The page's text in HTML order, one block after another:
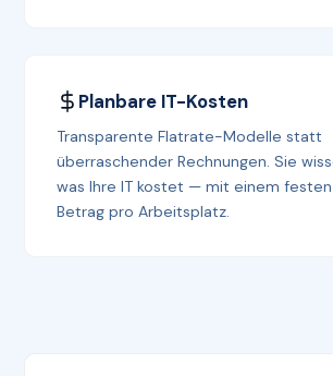
Planbare IT-Kosten
Transparente Flatrate-Modelle statt
überraschender Rechnungen. Sie
was Ihre IT kostet — mit einem
Betrag pro Arbeitsplatz.